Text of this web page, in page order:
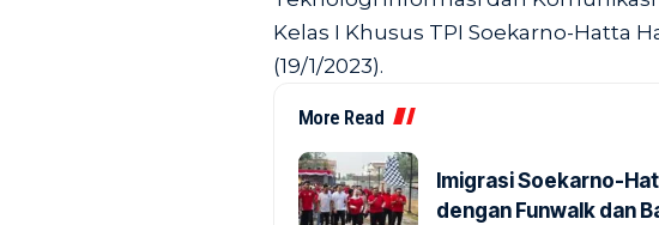
Kelas I Khusus TPI Soekarno-Hatta
(19/1/2023).
More Read
Imigrasi Soekarno-
dengan Funwalk dan